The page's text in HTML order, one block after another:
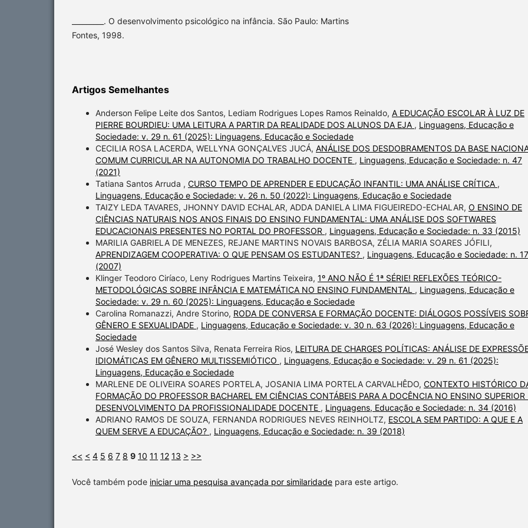
_________. O desenvolvimento psicológico na infância. São Paulo: Martins
Fontes, 1998.
Artigos Semelhantes
Anderson Felipe Leite dos Santos, Lediam Rodrigues Lopes Ramos Reinaldo, A EDUCAÇÃO ESCOLAR À LUZ DE
PIERRE BOURDIEU: UMA LEITURA A PARTIR DA REALIDADE DOS ALUNOS DA EJA , Linguagens, Educação e
Sociedade: v. 29 n. 61 (2025): Linguagens, Educação e Sociedade
CECILIA ROSA LACERDA, WELLYNA GONÇALVES JUCÁ, ANÁLISE DOS DESDOBRAMENTOS DA BASE
COMUM CURRICULAR NA AUTONOMIA DO TRABALHO DOCENTE , Linguagens, Educação e Sociedade: n. 47
(2021)
Tatiana Santos Arruda , CURSO TEMPO DE APRENDER E EDUCAÇÃO INFANTIL: UMA ANÁLISE CRÍTICA ,
Linguagens, Educação e Sociedade: v. 26 n. 50 (2022): Linguagens, Educação e Sociedade
TAIZY LEDA TAVARES, JHONNY DAVID ECHALAR, ADDA DANIELA LIMA FIGUEIREDO-ECHALAR, O ENSINO DE
CIÊNCIAS NATURAIS NOS ANOS FINAIS DO ENSINO FUNDAMENTAL: UMA ANÁLISE DOS SOFTWARES
EDUCACIONAIS PRESENTES NO PORTAL DO PROFESSOR , Linguagens, Educação e Sociedade: n. 33 (2015)
MARILIA GABRIELA DE MENEZES, REJANE MARTINS NOVAIS BARBOSA, ZÉLIA MARIA SOARES JÓFILI,
APRENDIZAGEM COOPERATIVA: O QUE PENSAM OS ESTUDANTES? , Linguagens, Educação e Sociedade: n. 17
(2007)
Klinger Teodoro Ciríaco, Leny Rodrigues Martins Teixeira, 1º ANO NÃO É 1ª SÉRIE! REFLEXÕES TEÓRICO-
METODOLÓGICAS SOBRE INFÂNCIA E MATEMÁTICA NO ENSINO FUNDAMENTAL , Linguagens, Educação e
Sociedade: v. 29 n. 60 (2025): Linguagens, Educação e Sociedade
Carolina Romanazzi, Andre Storino, RODA DE CONVERSA E FORMAÇÃO DOCENTE: DIÁLOGOS POSSÍVEIS
GÊNERO E SEXUALIDADE , Linguagens, Educação e Sociedade: v. 30 n. 63 (2026): Linguagens, Educação e
Sociedade
José Wesley dos Santos Silva, Renata Ferreira Rios, LEITURA DE CHARGES POLÍTICAS: ANÁLISE DE
IDIOMÁTICAS EM GÊNERO MULTISSEMIÓTICO , Linguagens, Educação e Sociedade: v. 29 n. 61 (2025):
Linguagens, Educação e Sociedade
MARLENE DE OLIVEIRA SOARES PORTELA, JOSANIA LIMA PORTELA CARVALHÊDO, CONTEXTO HISTÓRICO
FORMAÇÃO DO PROFESSOR BACHAREL EM CIÊNCIAS CONTÁBEIS PARA A DOCÊNCIA NO ENSINO SUPERIOR
DESENVOLVIMENTO DA PROFISSIONALIDADE DOCENTE , Linguagens, Educação e Sociedade: n. 34 (2016)
ADRIANO RAMOS DE SOUZA, FERNANDA RODRIGUES NEVES REINHOLTZ, ESCOLA SEM PARTIDO: A QUE E A
QUEM SERVE A EDUCAÇÃO? , Linguagens, Educação e Sociedade: n. 39 (2018)
<< < 4 5 6 7 8 9 10 11 12 13 > >>
Você também pode iniciar uma pesquisa avançada por similaridade para este artigo.